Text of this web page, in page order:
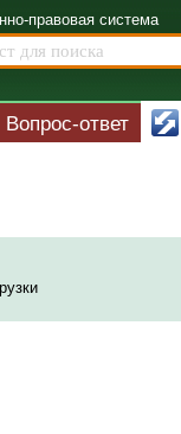
правовая система
Вопрос-ответ